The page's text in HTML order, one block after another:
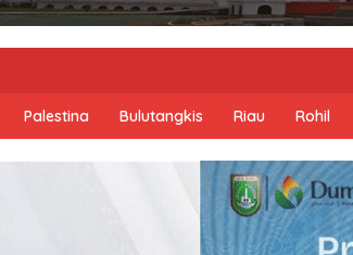
Palestina Bulutangkis Riau Rohil